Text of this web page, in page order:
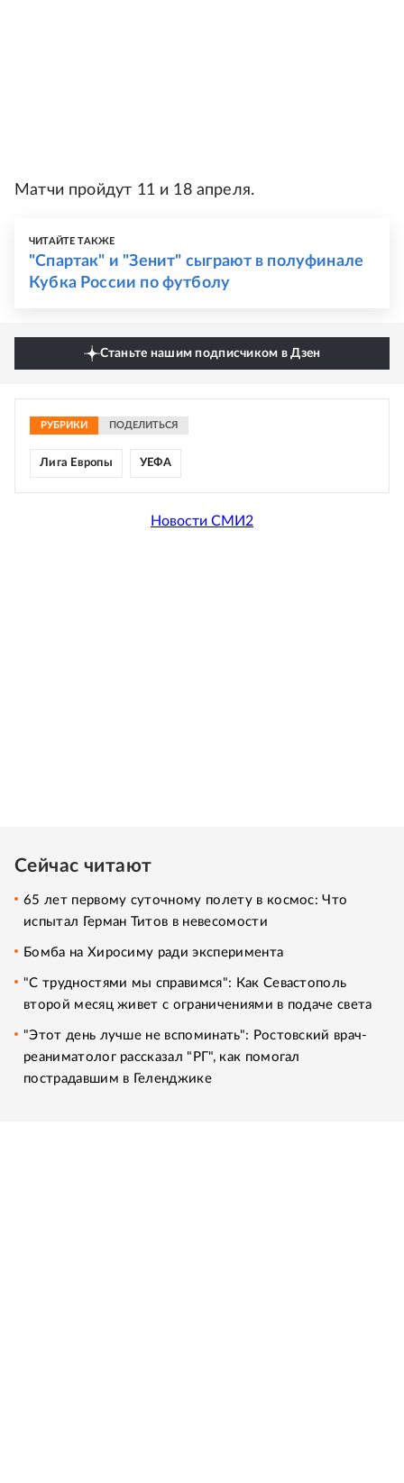
Матчи пройдут 11 и 18 апреля.
ЧИТАЙТЕ ТАКЖЕ
"Спартак" и "Зенит" сыграют в полуфинале
Кубка России по футболу
Станьте нашим подписчиком в Дзен
РУБРИКИ ПОДЕЛИТЬСЯ
Лига Европы УЕФА
Новости СМИ2
Сейчас читают
65 лет первому суточному полету в космос: Что
испытал Герман Титов в невесомости
Бомба на Хиросиму ради эксперимента
"С трудностями мы справимся": Как Севастополь
второй месяц живет с ограничениями в подаче света
"Этот день лучше не вспоминать": Ростовский врач-
реаниматолог рассказал "РГ", как помогал
пострадавшим в Геленджике